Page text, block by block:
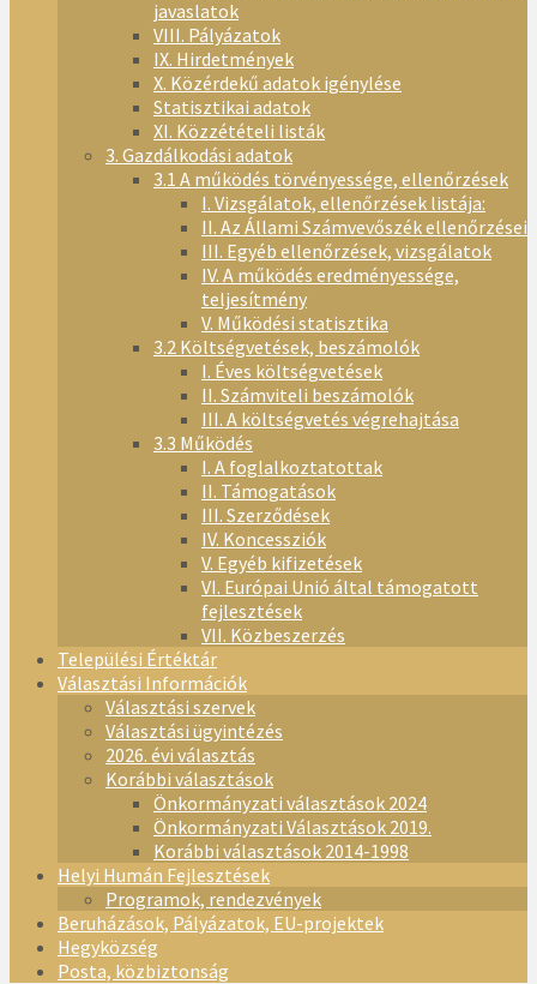
javaslatok
VIII. Pályázatok
IX. Hirdetmények
X. Közérdekű adatok igénylése
Statisztikai adatok
XI. Közzétételi listák
3. Gazdálkodási adatok
3.1 A működés törvényessége, ellenőrzések
I. Vizsgálatok, ellenőrzések listája:
II. Az Állami Számvevőszék ellenőrzései
III. Egyéb ellenőrzések, vizsgálatok
IV. A működés eredményessége,
teljesítmény
V. Működési statisztika
3.2 Költségvetések, beszámolók
I. Éves költségvetések
II. Számviteli beszámolók
III. A költségvetés végrehajtása
3.3 Működés
I. A foglalkoztatottak
II. Támogatások
III. Szerződések
IV. Koncessziók
V. Egyéb kifizetések
VI. Európai Unió által támogatott
fejlesztések
VII. Közbeszerzés
Települési Értéktár
Választási Információk
Választási szervek
Választási ügyintézés
2026. évi választás
Korábbi választások
Önkormányzati választások 2024
Önkormányzati Választások 2019.
Korábbi választások 2014-1998
Helyi Humán Fejlesztések
Programok, rendezvények
Beruházások, Pályázatok, EU-projektek
Hegyközség
Posta, közbiztonság